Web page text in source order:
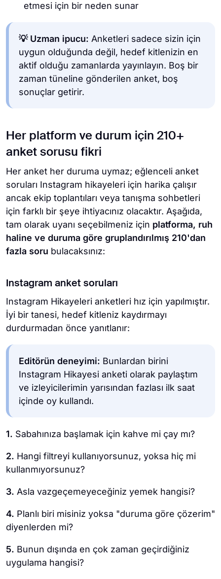
etmesi için bir neden sunar
💡 Uzman ipucu: Anketleri sadece sizin için
uygun olduğunda değil, hedef kitlenizin en
aktif olduğu zamanlarda yayınlayın. Boş bir
zaman tüneline gönderilen anket, boş
sonuçlar getirir.
Her platform ve durum için 210+
anket sorusu fikri
Her anket her duruma uymaz; eğlenceli anket
soruları Instagram hikayeleri için harika çalışır
ancak ekip toplantıları veya tanışma sohbetleri
için farklı bir şeye ihtiyacınız olacaktır. Aşağıda,
tam olarak uyanı seçebilmeniz için platforma, ruh
haline ve duruma göre gruplandırılmış 210'dan
fazla soru bulacaksınız:
Instagram anket soruları
Instagram Hikayeleri anketleri hız için yapılmıştır.
İyi bir tanesi, hedef kitleniz kaydırmayı
durdurmadan önce yanıtlanır:
Editörün deneyimi: Bunlardan birini
Instagram Hikayesi anketi olarak paylaştım
ve izleyicilerimin yarısından fazlası ilk saat
içinde oy kullandı.
1. Sabahınıza başlamak için kahve mi çay mı?
2. Hangi filtreyi kullanıyorsunuz, yoksa hiç mi
kullanmıyorsunuz?
3. Asla vazgeçemeyeceğiniz yemek hangisi?
4. Planlı biri misiniz yoksa "duruma göre çözerim"
diyenlerden mi?
5. Bunun dışında en çok zaman geçirdiğiniz
uygulama hangisi?